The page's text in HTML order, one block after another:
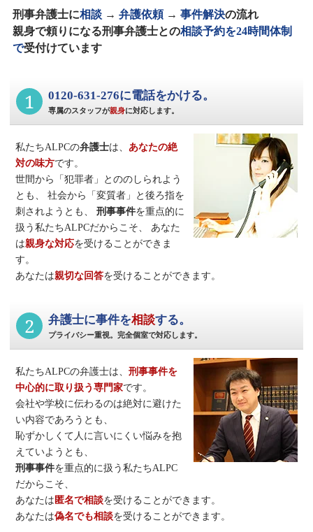
刑事弁護士に相談→ 弁護依頼→ 事件解決の流れ
親身で頼りになる刑事弁護士との相談予約を24時間体制
で受付けています
1 0120-631-276に電話をかける。
専属のスタッフが親身に対応します。
私たちALPCの弁護士は、 あなたの絶
対の味方です。
世間から「犯罪者」とののしられよう
とも、
社会から「変質者」と後ろ指を
刺されようとも、
刑事事件を重点的に
扱う私たちALPCだからこそ、
あなた
は親身な対応を受けることができま
す。
あなたは親切な回答を受けることができます。
2 弁護士に事件を相談する。
プライバシー重視。完全個室で対応します。
私たちALPCの弁護士は、刑事事件を
中心的に取り扱う専門家です。
会社や学校に伝わるのは絶対に避けた
い内容であろうとも、
恥ずかしくて人に言いにくい悩みを抱
えていようとも、
刑事事件を重点的に扱う私たちALPC
だからこそ、
あなたは匿名で相談を受けることができます。
あなたは偽名でも相談を受けることができます。